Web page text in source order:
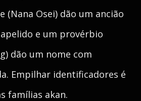
(Nana Osei) dão um ancião
e um provérbio
dão um nome com
Empilhar identificadores é
famílias akan.